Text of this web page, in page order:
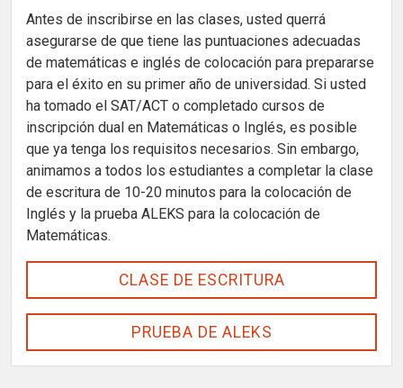
Antes de inscribirse en las clases, usted querrá
asegurarse de que tiene las puntuaciones adecuadas
de matemáticas e inglés de colocación para prepararse
para el éxito en su primer año de universidad. Si usted
ha tomado el SAT/ACT o completado cursos de
inscripción dual en Matemáticas o Inglés, es posible
que ya tenga los requisitos necesarios. Sin embargo,
animamos a todos los estudiantes a completar la clase
de escritura de 10-20 minutos para la colocación de
Inglés y la prueba ALEKS para la colocación de
Matemáticas.
CLASE DE ESCRITURA
PRUEBA DE ALEKS